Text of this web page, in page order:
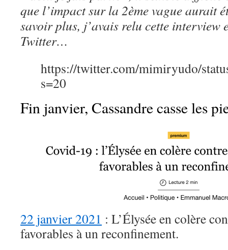
que l’impact sur la 2ème vague aurait
savoir plus, j’avais relu cette interview
Twitter…
https://twitter.com/mimiryudo/
s=20
Fin janvier, Cassandre casse les
22 janvier 2021 : L’Élysée en colère
favorables à un reconfinement.